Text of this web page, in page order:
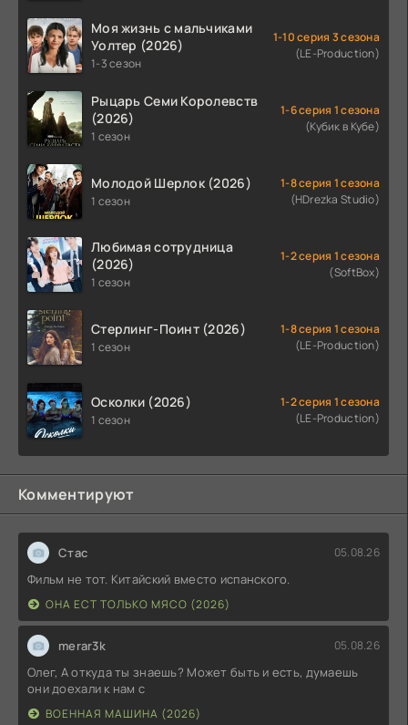
Моя жизнь с мальчиками
Уолтер (2026)
1-3 сезон
1-10 серия 3 сезона
(LE-Production)
Рыцарь Семи Королевств
(2026)
1 сезон
1-6 серия 1 сезона
(Кубик в Кубе)
Молодой Шерлок (2026)
1 сезон
1-8 серия 1 сезона
(HDrezka Studio)
Любимая сотрудница
(2026)
1 сезон
1-2 серия 1 сезона
(SoftBox)
Стерлинг-Поинт (2026)
1 сезон
1-8 серия 1 сезона
(LE-Production)
Осколки (2026)
1 сезон
1-2 серия 1 сезона
(LE-Production)
Комментируют
Стас 05.08.26
Фильм не тот. Китайский вместо испанского.
ОНА ЕСТ ТОЛЬКО МЯСО (2026)
merar3k 05.08.26
Олег, А откуда ты знаешь? Может быть и есть, думаешь
они доехали к нам с
ВОЕННАЯ МАШИНА (2026)